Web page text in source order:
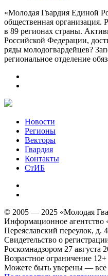
«Молодая Гвардия Единой
общественная организация.
в 89 регионах страны.
Российской Федерации,
ряды молодогвардейцев?
региональное отделение
Новости
Регионы
Векторы
Гвардия
Контакты
СтИБ
© 2005 — 2025 «Молодая
Информационное агентство
Переяславский переулок, д.
Свидетельство о
Роскомнадзором 27 августа
Возрастное ограничение 12+
Можете быть уверены —